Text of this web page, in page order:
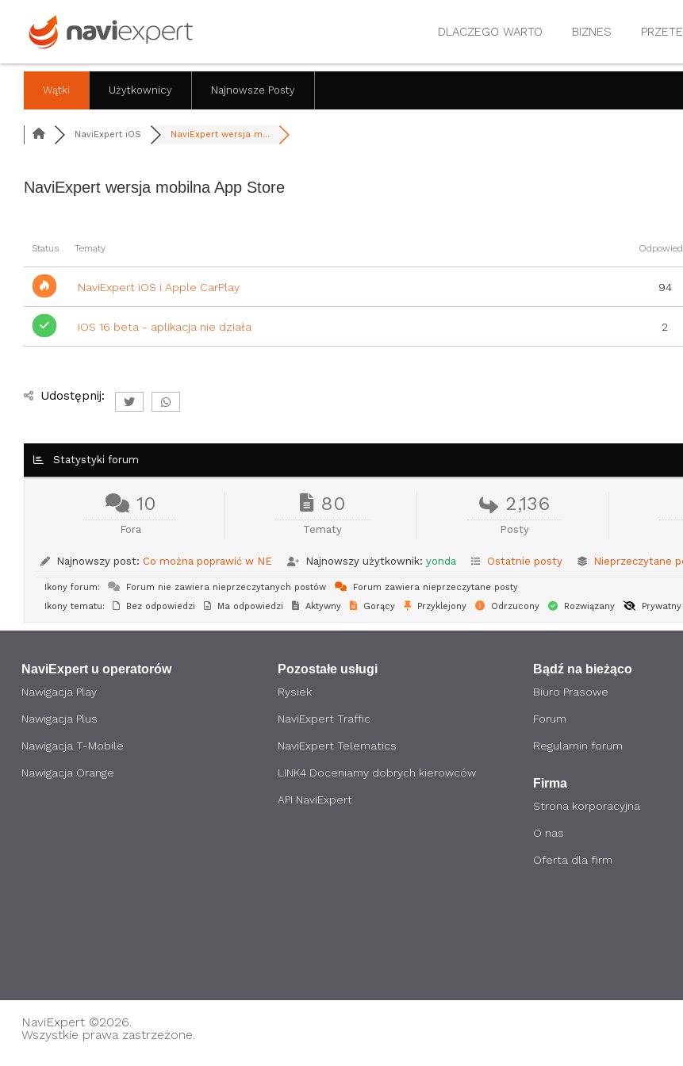
DLACZEGO WARTO BIZNES
Wątki Użytkownicy Najnowsze Posty
NaviExpert iOS NaviExpert wersja m...
NaviExpert wersja mobilna App Store
Status Tematy
NaviExpert iOS i Apple CarPlay 94
iOS 16 beta - aplikacja nie działa 2
Udostępnij:
Statystyki forum
10
Fora
80
Tematy
2,136
Posty
Najnowszy post: Co można poprawić w NE Najnowszy użytkownik: yonda Ostatnie posty Nieprzeczytane
Ikony forum: Forum nie zawiera nieprzeczytanych postów
Forum zawiera nieprzeczytane posty
Ikony tematu:
Bez odpowiedzi Ma odpowiedzi Aktywny Gorący Przyklejony Odrzucony Rozwiązany Prywatny
NaviExpert u operatorów
Nawigacja Play
Nawigacja Plus
Nawigacja T-Mobile
Nawigacja Orange
Pozostałe usługi
Rysiek
NaviExpert Traffic
NaviExpert Telematics
LINK4 Doceniamy dobrych kierowców
API NaviExpert
Bądź na bieżąco
Biuro Prasowe
Forum
Regulamin forum
Firma
Strona korporacyjna
O nas
Oferta dla firm
NaviExpert ©2026.
Wszystkie prawa zastrzeżone.